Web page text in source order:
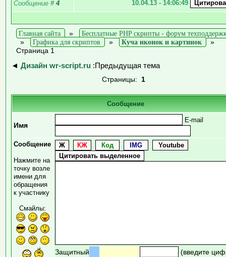
Сообщение # 4 10.04.13 - 14:06:49
Главная сайта »
Бесплатные PHP скрипты - форум
»
Графика для скриптов » Куча иконок и картинок
»
Страница 1
◄ Дизайн wr-script.ru :Предыдущая тема
Страницы: 1
Сообщение
Имя
E-mail
Сообщение
Нажмите на
точку возле
имени для
обращения
к участнику
Смайлы:
Защитный
(введите